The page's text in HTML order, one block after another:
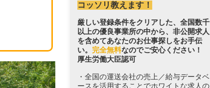
コッソリ教えます！
厳しい登録条件をクリアした、全国数千
以上の優良事業所の中から、非公開求人
を含めてあなたのお仕事探しをお手伝
い。 完全無料なのでご安心ください！
厚生労働大臣認可
・全国の運送会社の売上／給与データベ
ースを活用することでホワイトな求人の